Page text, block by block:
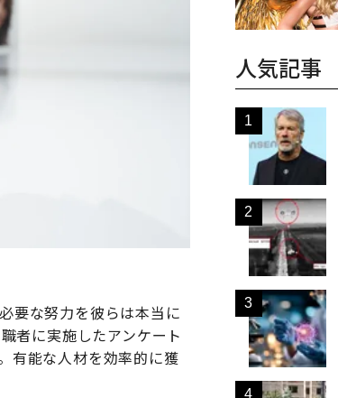
要な努力を彼らは本当に
者に実施したアンケート
有能な人材を効率的に獲
人気記事